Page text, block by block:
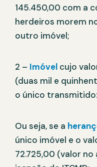
145.450,00 com a
herdeiros morem
outro imóvel;
2 – Imóvel cujo
(duas mil e
o único transmitido:
Ou seja, se a
único imóvel e o
72.725,00 (valor no